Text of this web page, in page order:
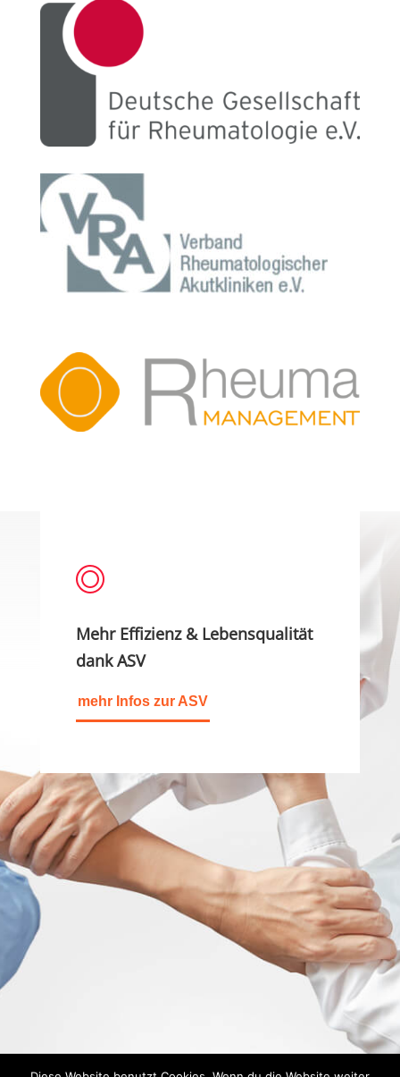
Mehr Effizienz & Lebensqualität
dank ASV
mehr Infos zur ASV